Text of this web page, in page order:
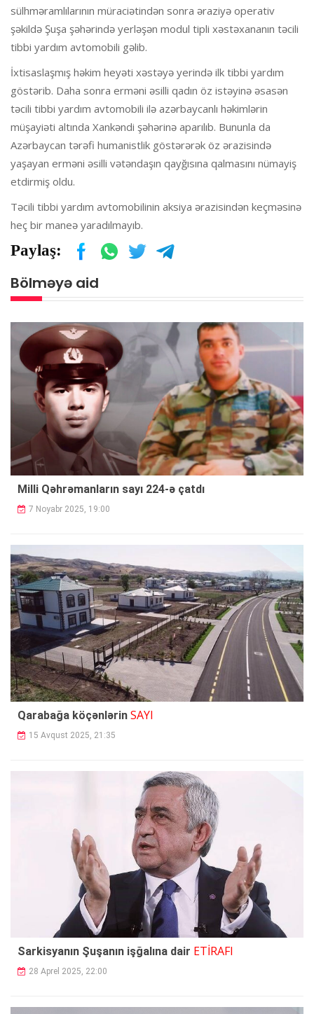
sülhməramlılarının müraciətindən sonra əraziyə operativ
şəkildə Şuşa şəhərində yerləşən modul tipli xəstəxananın təcili
tibbi yardım avtomobili gəlib.
İxtisaslaşmış həkim heyəti xəstəyə yerində ilk tibbi yardım
göstərib. Daha sonra erməni əsilli qadın öz istəyinə əsasən
təcili tibbi yardım avtomobili ilə azərbaycanlı həkimlərin
müşayiəti altında Xankəndi şəhərinə aparılıb. Bununla da
Azərbaycan tərəfi humanistlik göstərərək öz ərazisində
yaşayan erməni əsilli vətəndaşın qayğısına qalmasını nümayiş
etdirmiş oldu.
Təcili tibbi yardım avtomobilinin aksiya ərazisindən keçməsinə
heç bir maneə yaradılmayıb.
Paylaş:
Bölməyə aid
Milli Qəhrəmanların sayı 224-ə çatdı
7 Noyabr 2025, 19:00
Qarabağa köçənlərin SAYI
15 Avqust 2025, 21:35
Sarkisyanın Şuşanın işğalına dair ETİRAFI
28 Aprel 2025, 22:00